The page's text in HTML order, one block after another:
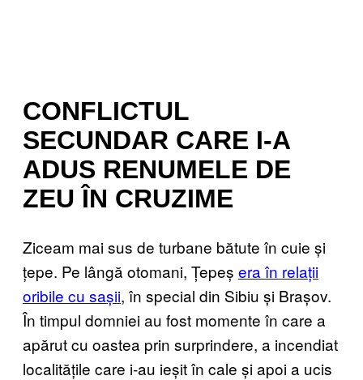
CONFLICTUL
SECUNDAR CARE I-A
ADUS RENUMELE DE
ZEU ÎN CRUZIME
Ziceam mai sus de turbane bătute în cuie și
țepe. Pe lângă otomani, Țepeș era în relații
oribile cu sașii, în special din Sibiu și Brașov.
În timpul domniei au fost momente în care a
apărut cu oastea prin surprindere, a incendiat
localitățile care i-au ieșit în cale și apoi a ucis